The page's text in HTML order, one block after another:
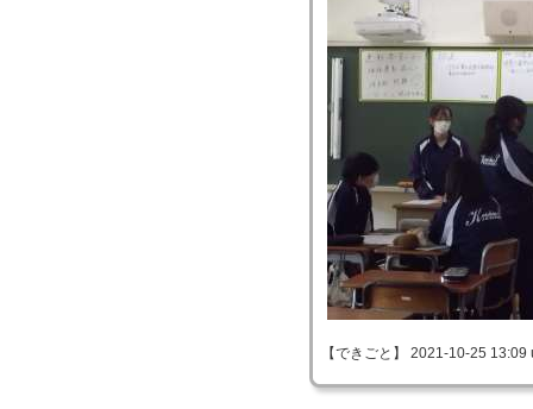
【できごと】 2021-10-25